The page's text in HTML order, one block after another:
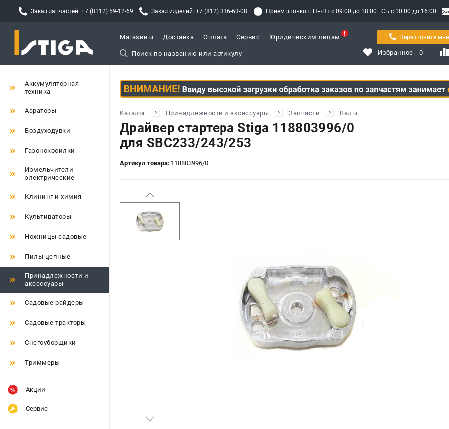
Заказ запчастей: +7 (8112) 59-12-69 Заказ изделий: +7 (812) 336-63-08 Прием звонков: Пн-Пт с 09:00 до 18:00 | СБ с 10:00 до 16:00
Магазины Доставка Оплата Сервис Юридическим лицам Перезвоните мне
Избранное 0
Аккумуляторная
техника
Аэраторы
Воздуходувки
Газонокосилки
Измельчители
электрические
Клининг и химия
Культиваторы
Ножницы садовые
Пилы цепные
Принадлежности и
аксессуары
Садовые райдеры
Садовые тракторы
Снегоуборщики
Триммеры
Акции
Сервис
Каталог Принадлежности и аксессуары Запчасти Валы
Драйвер стартера Stiga 118803996/0
для SBC233/243/253
Артикул товара: 118803996/0